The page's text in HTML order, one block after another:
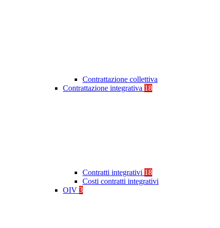
Contrattazione collettiva
Contrattazione integrativa 18
Contratti integrativi 18
Costi contratti integrativi
OIV 3